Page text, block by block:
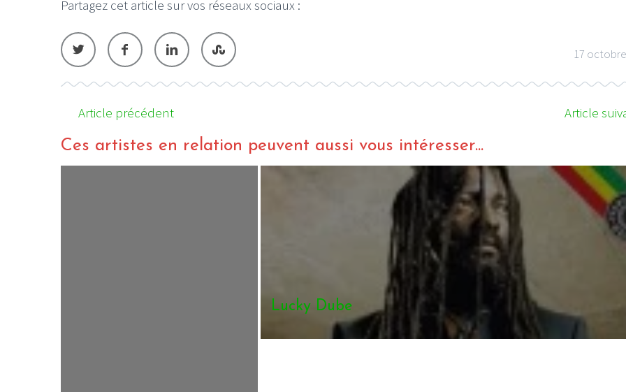
Partagez cet article sur vos réseaux sociaux :
17
Article précédent Article
Ces artistes en relation peuvent aussi vous intéresser...
Lucky Dube